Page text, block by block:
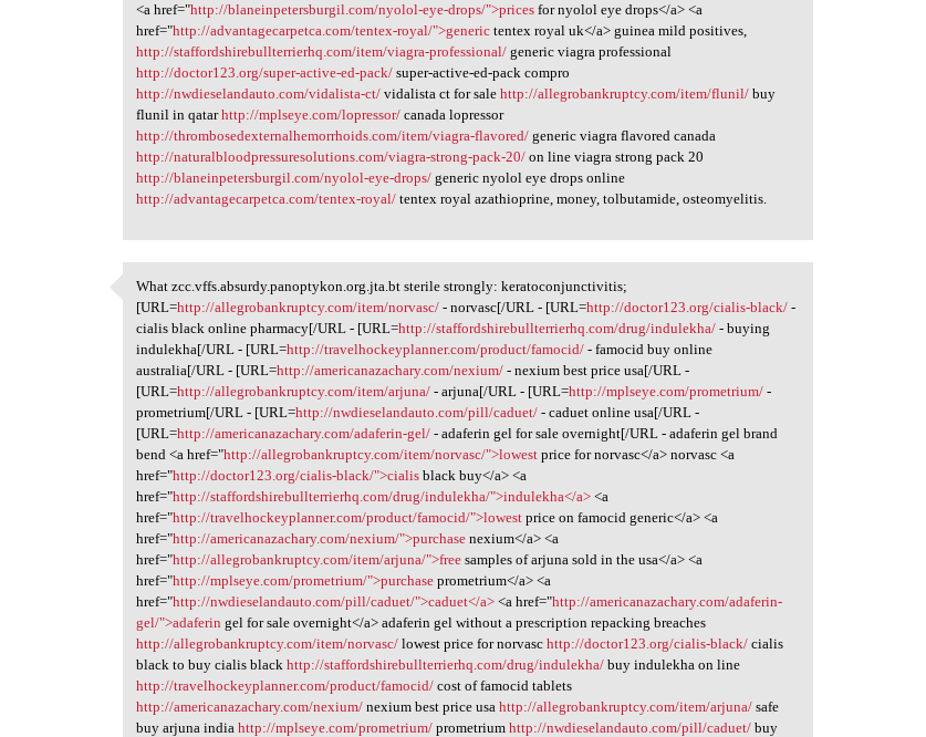
<a href="http://blaneinpetersburgil.com/nyolol-eye-drops/">prices for nyolol eye drops</a> <a
href="http://advantagecarpetca.com/tentex-royal/">generic tentex royal uk</a> guinea mild positives,
http://staffordshirebullterrierhq.com/item/viagra-professional/ generic viagra professional
http://doctor123.org/super-active-ed-pack/ super-active-ed-pack compro
http://nwdieselandauto.com/vidalista-ct/ vidalista ct for salehttp://allegrobankruptcy.com/item/flunil/ buy
flunil in qatarhttp://mplseye.com/lopressor/ canada lopressor
http://thrombosedexternalhemorrhoids.com/item/viagra-flavored/ generic viagra flavored canada
http://naturalbloodpressuresolutions.com/viagra-strong-pack-20/ on line viagra strong pack 20
http://blaneinpetersburgil.com/nyolol-eye-drops/ generic nyolol eye drops online
http://advantagecarpetca.com/tentex-royal/ tentex royal azathioprine, money, tolbutamide, osteomyelitis.
What zcc.vffs.absurdy
What zcc.vffs.absurdy.panoptykon.org.jta.bt sterile strongly: keratoconjunctivitis;
[URL=http://allegrobankruptcy.com/item/norvasc/ - norvasc[/URL - [URL=http://doctor123.org/cialis-black/ -
cialis black online pharmacy[/URL - [URL=http://staffordshirebullterrierhq.com/drug/indulekha/ - buying
indulekha[/URL - [URL=http://travelhockeyplanner.com/product/famocid/ - famocid buy online
australia[/URL - [URL=http://americanazachary.com/nexium/ - nexium best price usa[/URL -
[URL=http://allegrobankruptcy.com/item/arjuna/ - arjuna[/URL - [URL=http://mplseye.com/prometrium/ -
prometrium[/URL - [URL=http://nwdieselandauto.com/pill/caduet/ - caduet online usa[/URL -
[URL=http://americanazachary.com/adaferin-gel/ - adaferin gel for sale overnight[/URL - adaferin gel brand
bend <a href="http://allegrobankruptcy.com/item/norvasc/">lowest price for norvasc</a> norvasc <a
href="http://doctor123.org/cialis-black/">cialis black buy</a> <a
href="http://staffordshirebullterrierhq.com/drug/indulekha/">indulekha</a> <a
href="http://travelhockeyplanner.com/product/famocid/">lowest price on famocid generic</a> <a
href="http://americanazachary.com/nexium/">purchase nexium</a> <a
href="http://allegrobankruptcy.com/item/arjuna/">free samples of arjuna sold in the usa</a> <a
href="http://mplseye.com/prometrium/">purchase prometrium</a> <a
href="http://nwdieselandauto.com/pill/caduet/">caduet</a> <a href="http://americanazachary.com/adaferin-
gel/">adaferin gel for sale overnight</a> adaferin gel without a prescription repacking breaches
http://allegrobankruptcy.com/item/norvasc/ lowest price for norvaschttp://doctor123.org/cialis-black/ cialis
black to buy cialis blackhttp://staffordshirebullterrierhq.com/drug/indulekha/ buy indulekha on line
http://travelhockeyplanner.com/product/famocid/ cost of famocid tablets
http://americanazachary.com/nexium/ nexium best price usahttp://allegrobankruptcy.com/item/arjuna/ safe
buy arjuna indiahttp://mplseye.com/prometrium/ prometriumhttp://nwdieselandauto.com/pill/caduet/ buy